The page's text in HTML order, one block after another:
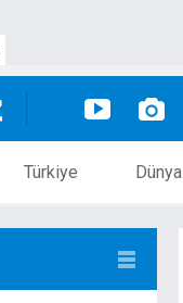
Türkiye Dünya